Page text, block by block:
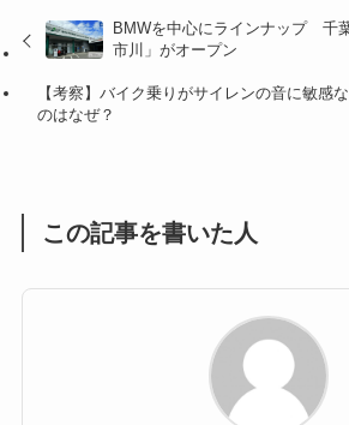
(47)
(16)
(1)
BMWを中心にラインナップ 千
市川」がオープン
【考察】バイク乗りがサイレンの音に敏感
のはなぜ？
この記事を書いた人